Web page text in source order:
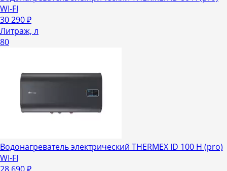
WI-FI
30 290₽
Литраж, л
80
Водонагреватель электрический THERMEX ID 100 H (pro)
WI-FI